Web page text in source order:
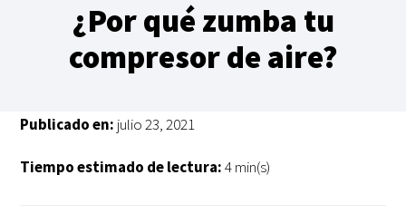
¿Por qué zumba tu
compresor de aire?
Publicado en: julio 23, 2021
Tiempo estimado de lectura:4 min(s)